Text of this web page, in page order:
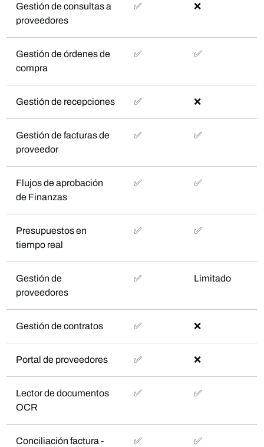
Gestión de consultas a
proveedores
✅ ❌
Gestión de órdenes de
compra
✅ ✅
Gestión de recepciones ✅ ❌
Gestión de facturas de
proveedor
✅ ✅
Flujos de aprobación
de Finanzas
✅ ✅
Presupuestos en
tiempo real
✅ ✅
Gestión de
proveedores
✅ Limitado
Gestión de contratos ✅ ❌
Portal de proveedores ✅ ❌
Lector de documentos
OCR
✅ ✅
Conciliación factura -
✅ ✅